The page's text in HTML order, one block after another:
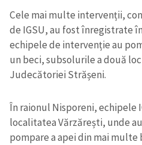
Cele mai multe intervenții,
de IGSU, au fost înregistrate
echipele de intervenție au
un beci, subsolurile a două
Judecătoriei Strășeni.
În raionul Nisporeni, echipele
localitatea Vărzărești, unde
pompare a apei din mai